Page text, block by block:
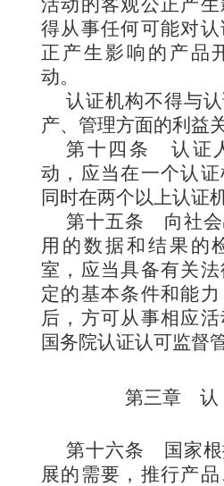
活动的客观公正产
得从事任何可能对
正产生影响的产品
动。
认证机构不得与
产、管理方面的利益关
第十四条认证
动，应当在一个认
同时在两个以上认证
第十五条 向社
用的数据和结果的
室，应当具备有关
定的基本条件和能
后，方可从事相应
国务院认证认可监督
第三章 认
第十六条
国家
展的需要，推行产